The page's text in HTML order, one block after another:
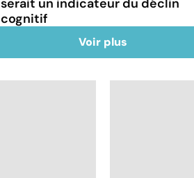
cognitif
Voir plus